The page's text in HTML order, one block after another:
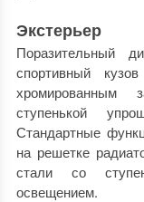
Экстерьер
Поразительный
спортивный
хромированным
ступенькой
Стандартные
на решетке
стали со
освещением.